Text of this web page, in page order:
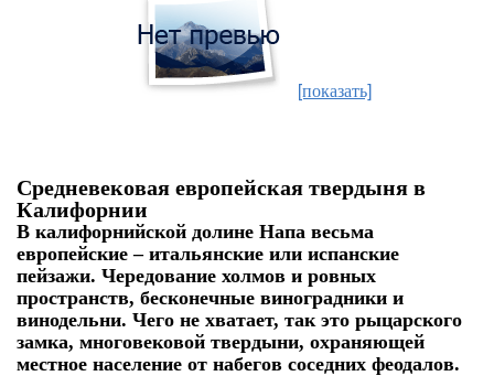
[показать]
Средневековая европейская твердыня в
Калифорнии
В калифорнийской долине Напа весьма
европейские – итальянские или испанские
пейзажи. Чередование холмов и ровных
пространств, бесконечные виноградники и
винодельни. Чего не хватает, так это рыцарского
замка, многовековой твердыни, охраняющей
местное население от набегов соседних феодалов.